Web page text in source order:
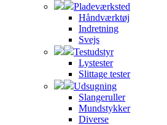
Pladeværksted
Håndværktøj
Indretning
Svejs
Testudstyr
Lystester
Slittage tester
Udsugning
Slangeruller
Mundstykker
Diverse